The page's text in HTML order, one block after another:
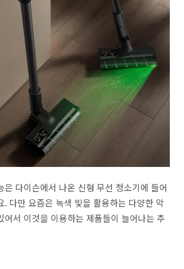
은 다이슨에서 나온 신형 무선 청소기에 들어
. 다만 요즘은 녹색 빛을 활용하는 다양한 악
어서 이것을 이용하는 제품들이 늘어나는 추